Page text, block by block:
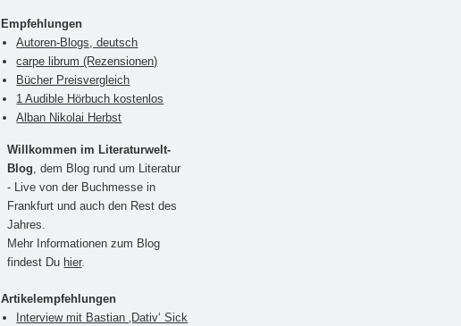
Empfehlungen
Autoren-Blogs, deutsch
carpe librum (Rezensionen)
Bücher Preisvergleich
1 Audible Hörbuch kostenlos
Alban Nikolai Herbst
Willkommen im Literaturwelt-
Blog, dem Blog rund um Literatur
- Live von der Buchmesse in
Frankfurt und auch den Rest des
Jahres.
Mehr Informationen zum Blog
findest Du hier.
Artikelempfehlungen
Interview mit Bastian ‚Dativ‘ Sick